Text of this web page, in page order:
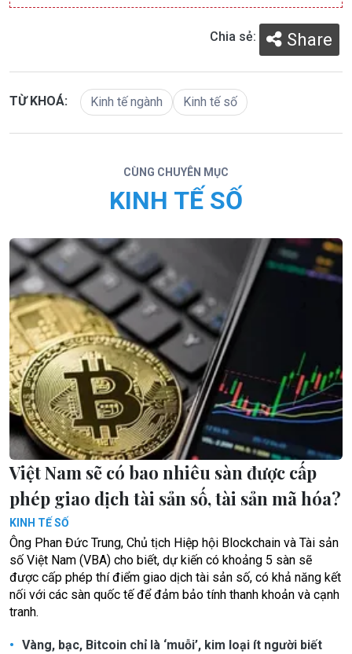
Chia sẻ: Share
TỪ KHOÁ: Kinh tế ngành Kinh tế số
CÙNG CHUYÊN MỤC
KINH TẾ SỐ
Việt Nam sẽ có bao nhiêu sàn được cấp
phép giao dịch tài sản số, tài sản mã hóa?
KINH TẾ SỐ
Ông Phan Đức Trung, Chủ tịch Hiệp hội Blockchain và Tài sản
số Việt Nam (VBA) cho biết, dự kiến có khoảng 5 sàn sẽ
được cấp phép thí điểm giao dịch tài sản số, có khả năng kết
nối với các sàn quốc tế để đảm bảo tính thanh khoản và cạnh
tranh.
Vàng, bạc, Bitcoin chỉ là ‘muỗi’, kim loại ít người biết